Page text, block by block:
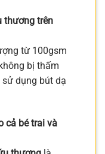
thương trên
từ 100gsm
bị thấm
dụng bút dạ
cả bé trai và